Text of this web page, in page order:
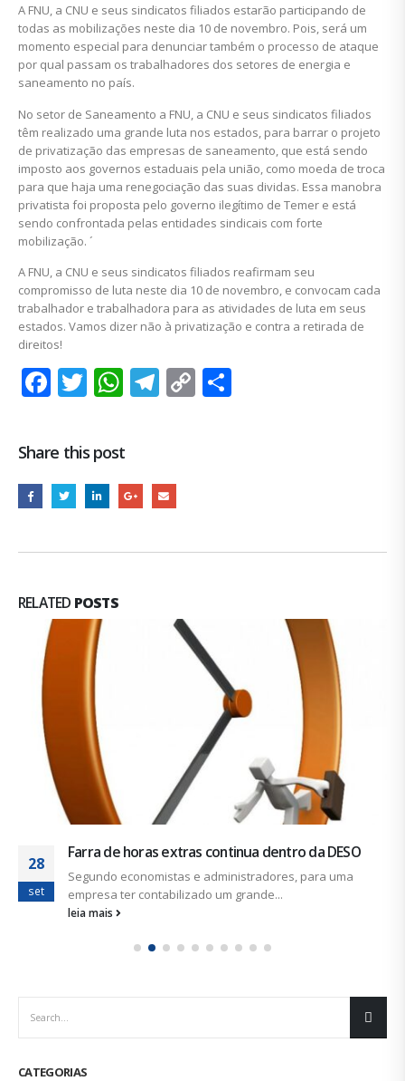
A FNU, a CNU e seus sindicatos filiados estarão participando de
todas as mobilizações neste dia 10 de novembro. Pois, será um
momento especial para denunciar também o processo de ataque
por qual passam os trabalhadores dos setores de energia e
saneamento no país.
No setor de Saneamento a FNU, a CNU e seus sindicatos filiados
têm realizado uma grande luta nos estados, para barrar o projeto
de privatização das empresas de saneamento, que está sendo
imposto aos governos estaduais pela união, como moeda de troca
para que haja uma renegociação das suas dividas. Essa manobra
privatista foi proposta pelo governo ilegítimo de Temer e está
sendo confrontada pelas entidades sindicais com forte
mobilização. ´
A FNU, a CNU e seus sindicatos filiados reafirmam seu
compromisso de luta neste dia 10 de novembro, e convocam cada
trabalhador e trabalhadora para as atividades de luta em seus
estados. Vamos dizer não à privatização e contra a retirada de
direitos!
Facebook
Twitter
WhatsApp
Telegram
Copy
Share this post
RELATED POSTS
28
set
Farra de horas extras continua dentro da DESO
Segundo economistas e administradores, para uma
empresa ter contabilizado um grande...
leia mais
CATEGORIAS